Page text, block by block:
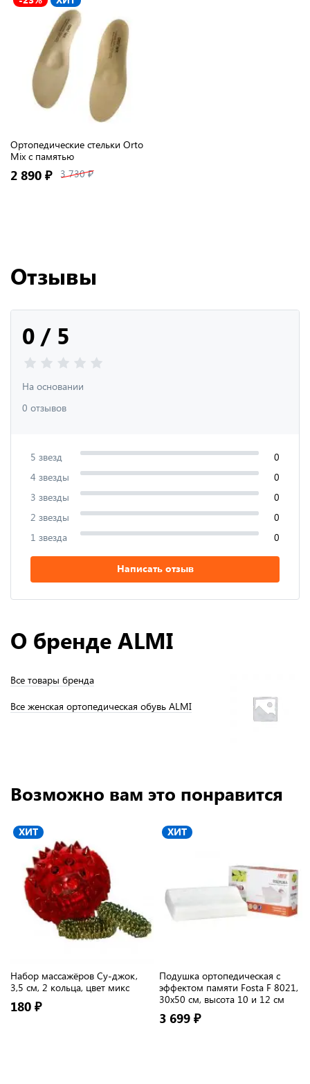
Ортопедические стельки Orto
Mix с памятью
2 890 ₽ 3 730 ₽
Отзывы
0 / 5
На основании
0 отзывов
5 звезд
0
4 звезды
0
3 звезды
0
2 звезды
0
1 звезда
0
Написать отзыв
О бренде ALMI
Все товары бренда
Все женская ортопедическая обувь ALMI
Возможно вам это понравится
ХИТ
Набор массажёров Су-джок,
3,5 см, 2 кольца, цвет микс
180 ₽
ХИТ
Подушка ортопедическая с
эффектом памяти Fosta F 8021,
30х50 см, высота 10 и 12 см
3 699 ₽